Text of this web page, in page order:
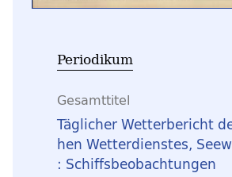
Periodikum
Gesamttitel
Täglicher Wetterbericht
hen Wetterdienstes,
: Schiffsbeobachtungen